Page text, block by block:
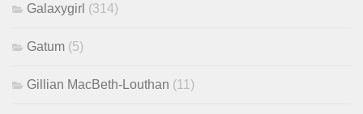
Galaxygirl (314)
Gatum (5)
Gillian MacBeth-Louthan (11)